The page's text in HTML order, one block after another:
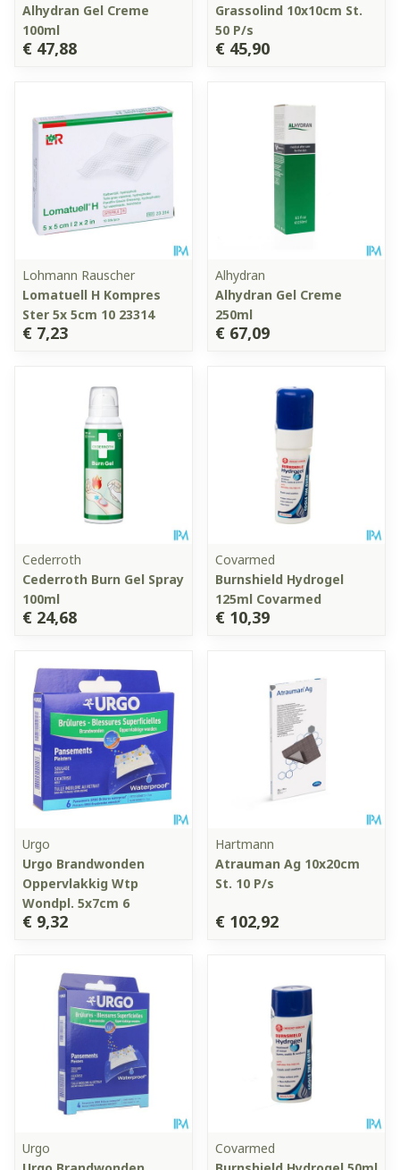
Alhydran Gel Creme
100ml
€ 47,88
Grassolind 10x10cm St.
50 P/s
€ 45,90
Lohmann Rauscher
Lomatuell H Kompres
Ster 5x 5cm 10 23314
€ 7,23
Alhydran
Alhydran Gel Creme
250ml
€ 67,09
Cederroth
Cederroth Burn Gel Spray
100ml
€ 24,68
Covarmed
Burnshield Hydrogel
125ml Covarmed
€ 10,39
Urgo
Urgo Brandwonden
Oppervlakkig Wtp
Wondpl. 5x7cm 6
€ 9,32
Hartmann
Atrauman Ag 10x20cm
St. 10 P/s
€ 102,92
Urgo
Covarmed